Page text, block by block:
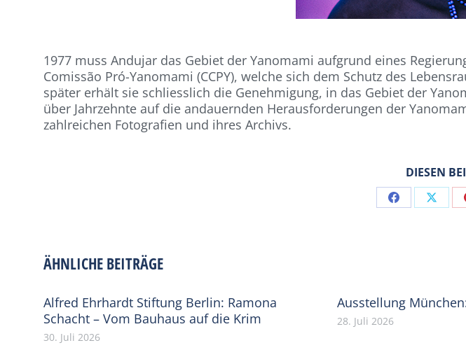
1977 muss Andujar das Gebiet der Yanomami aufgrund eines
Comissão Pró-Yanomami (CCPY), welche sich dem Schutz des
später erhält sie schliesslich die Genehmigung, in das Gebiet der
über Jahrzehnte auf die andauernden Herausforderungen der
zahlreichen Fotografien und ihres Archivs.
DIESEN
Share Share
ÄHNLICHE BEITRÄGE
Alfred Ehrhardt Stiftung Berlin: Ramona
Schacht – Vom Bauhaus auf die Krim
30. Juli 2026
Ausstellung
28. Juli 2026